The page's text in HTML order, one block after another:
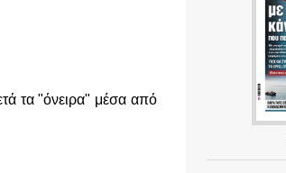
τα "όνειρα" μέσα από